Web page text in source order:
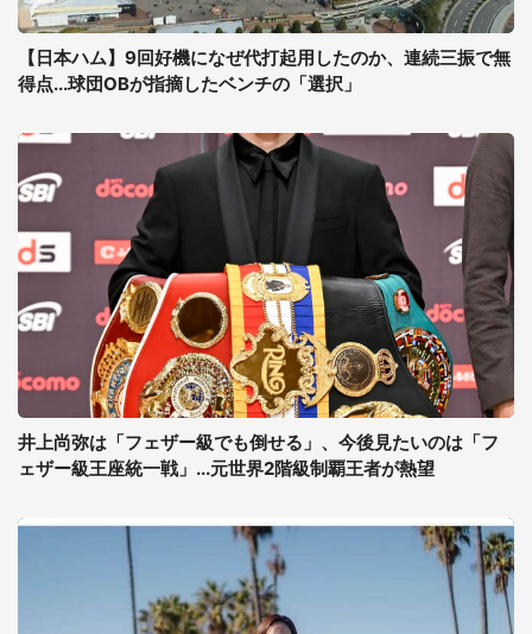
【日本ハム】9回好機になぜ代打起用したのか、連続三振で無
得点...球団OBが指摘したベンチの「選択」
井上尚弥は「フェザー級でも倒せる」、今後見たいのは「フ
ェザー級王座統一戦」...元世界2階級制覇王者が熱望